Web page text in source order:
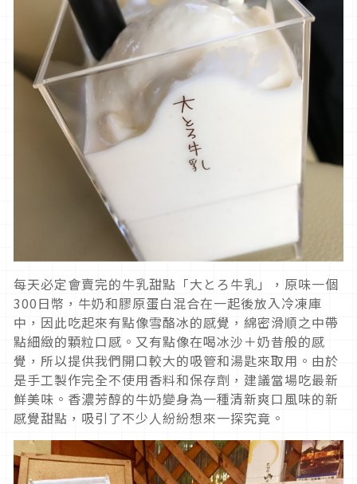
每天必定會賣完的牛乳甜點「大とろ牛乳」，原味一個
300日幣，牛奶和膠原蛋白混合在一起後放入冷凍庫
中，因此吃起來有點像雪酪冰的感覺，綿密滑順之中帶
點細緻的顆粒口感。又有點像在喝冰沙＋奶昔般的感
覺，所以提供我們開口較大的吸管和湯匙來取用。由於
是手工製作完全不使用香料和保存劑，建議當場吃最新
鮮美味。香濃芳醇的牛奶變身為一種清新爽口風味的新
感覺甜點，吸引了不少人紛紛想來一探究竟。